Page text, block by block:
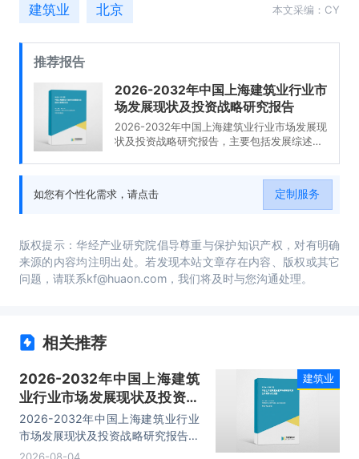
建筑业 北京 本文采编：CY
推荐报告
2026-2032年中国上海建筑业行业市
场发展现状及投资战略研究报告
2026-2032年中国上海建筑业行业市场发展现
状及投资战略研究报告，主要包括发展综述、
如您有个性化需求，请点击
定制服务
版权提示：华经产业研究院倡导尊重与保护知识产权，对有明确
来源的内容均注明出处。若发现本站文章存在内容、版权或其它
问题，请联系kf@huaon.com，我们将及时与您沟通处理。
相关推荐
2026-2032年中国上海建筑
业行业市场发展现状及投资战
略研究报告
2026-2032年中国上海建筑业行业
市场发展现状及投资战略研究报告，
主要包括发展综述、主要上市公司分
2026-08-04
建筑业